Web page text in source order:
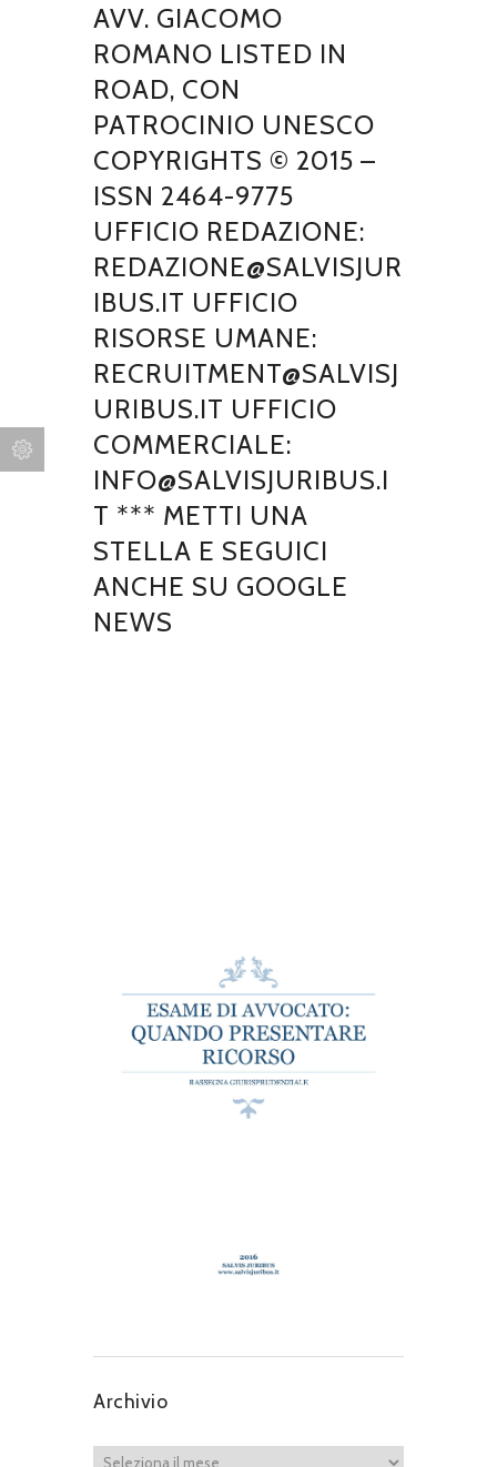
AVV. GIACOMO
ROMANO LISTED IN
ROAD, CON
PATROCINIO UNESCO
COPYRIGHTS © 2015 –
ISSN 2464-9775
UFFICIO REDAZIONE:
REDAZIONE@SALVISJUR
IBUS.IT UFFICIO
RISORSE UMANE:
RECRUITMENT@SALVISJ
URIBUS.IT UFFICIO
COMMERCIALE:
INFO@SALVISJURIBUS.I
T *** METTI UNA
STELLA E SEGUICI
ANCHE SU GOOGLE
NEWS
Archivio